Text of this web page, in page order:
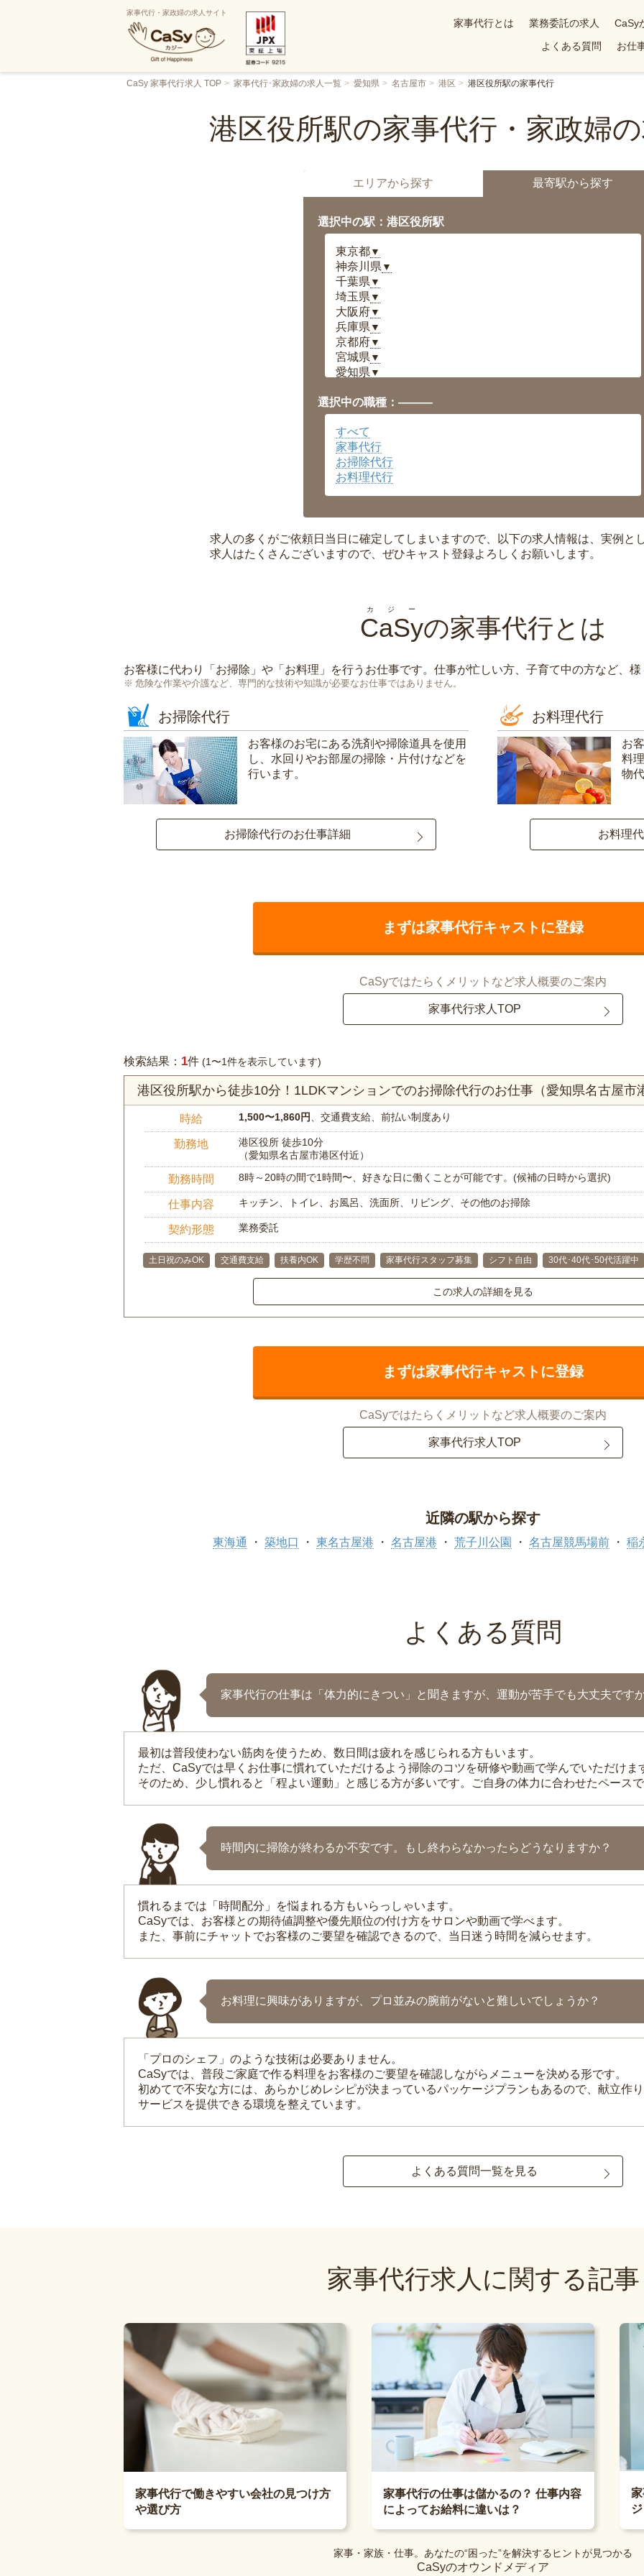
家事代行・家政婦の求人サイト
家事代行とは 業務委託の求人
CaSy
よくある質問
お仕
CaSy 家事代行求人 TOP 家事代行･家政婦の求人一覧 愛知県 名古屋市 港区 港区役所駅の家事代行
港区役所駅の家事代行・家政婦
エリアから探す 最寄駅から探す
選択中の駅：港区役所駅
東京都▼
神奈川県 ▼
千葉県 ▼
埼玉県 ▼
大阪府▼
兵庫県 ▼
京都府▼
宮城県 ▼
愛知県 ▼
岡山県▼
広島県▼
沖縄県
選択中の職種：———
すべて
家事代行
お掃除代行
お料理代行
求人の多くがご依頼日当日に確定してしまいますので、以下の求人情報は、実例と
求人はたくさんございますので、ぜひキャスト登録よろしくお願いします。
CaSy
カジー
の家事代行とは
お客様に代わり「 お掃除 」や「 お料理 」を行うお仕事です。仕事が忙しい方、子育て中の方など、
危険な作業や介護など、専門的な技術や知識が必要なお仕事ではありません。
お掃除代行
お客様のお宅にある洗剤や掃除道具を使用
し、水回りやお部屋の掃除・片付けなどを
行います。
お掃除代行のお仕事詳細
お料理代行
お
料
物
お料理
まずは家事代行キャストに登録
CaSyではたらくメリットなど求人概要のご案内
家事代行求人TOP
検索結果： 1件 (1〜1件を表示しています)
港区役所駅から徒歩10分！1LDKマンションでのお掃除代行のお仕事（愛知県名古屋市
時給 1,500〜1,860円 、交通費支給、前払い制度あり
勤務地
港区役所 徒歩10分
（愛知県名古屋市港区付近）
勤務時間 8時～20時の間で1時間〜、好きな日に働くことが可能です。(候補の日時から選択)
仕事内容 キッチン、トイレ、お風呂、洗面所、リビング、その他のお掃除
契約形態 業務委託
土日祝のみOK 交通費支給 扶養内OK 学歴不問 家事代行スタッフ募集 シフト自由 30代･40代･50代活躍中
この求人の詳細を見る
まずは家事代行キャストに登録
CaSyではたらくメリットなど求人概要のご案内
家事代行求人TOP
近隣の駅から探す
東海通 築地口 東名古屋港 名古屋港 荒子川公園 名古屋競馬場前 稲
よくある質問
家事代行の仕事は「体力的にきつい」と聞きますが、運動が苦手でも大丈夫です
最初は普段使わない筋肉を使うため、数日間は疲れを感じられる方もいます。
ただ、CaSyでは早くお仕事に慣れていただけるよう掃除のコツを研修や動画で学んでいただけま
そのため、少し慣れると「程よい運動」と感じる方が多いです。ご自身の体力に合わせたペース
時間内に掃除が終わるか不安です。もし終わらなかったらどうなりますか？
慣れるまでは「時間配分」を悩まれる方もいらっしゃいます。
CaSyでは、お客様との期待値調整や優先順位の付け方をサロンや動画で学べます。
また、事前にチャットでお客様のご要望を確認できるので、当日迷う時間を減らせます。
お料理に興味がありますが、プロ並みの腕前がないと難しいでしょうか？
「プロのシェフ」のような技術は必要ありません。
CaSyでは、普段ご家庭で作る料理をお客様のご要望を確認しながらメニューを決める形です。
初めてで不安な方には、あらかじめレシピが決まっているパッケージプランもあるので、献立作
サービスを提供できる環境を整えています。
よくある質問一覧を見る
家事代行求人に関する記事
家事代行で働きやすい会社の見つけ方
や選び方
家事代行の仕事は儲かるの？ 仕事内容
によってお給料に違いは？
家事・家族・仕事。あなたの“困った”を解決するヒントが見つかる
CaSyのオウンドメディア